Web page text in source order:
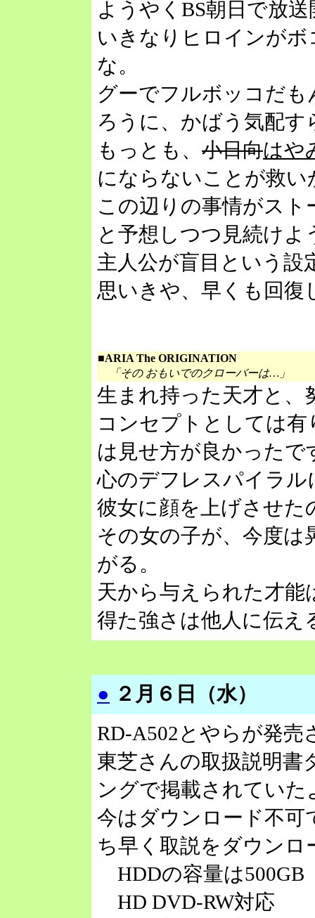
ようやくBS朝日で放送
いきなりヒロインが
な。
グーでフルボッコだ
ろうに、かばう気配す
もっとも、 小日向はや
にならないことが救い
この辺りの事情がス
と予想しつつ見続けよ
主人公が盲目という設
思いきや、早くも回復
■ARIA The ORIGINATION
「その おもいでのクローバーは…」
生まれ持った天才と、
コンセプトとしては
は見せ方が良かったで
心のデフレスパイラ
彼女に顔を上げさせた
その女の子が、今度は
がる。
天から与えられた才能
得た強さは他人に伝
● ２月６日（水）
RD-A502とやらが発売
東芝さんの取扱説明書
ングで掲載されていた
今はダウンロード不可
ち早く取説をダウン
HDDの容量は500GB
HD DVD-RW対応